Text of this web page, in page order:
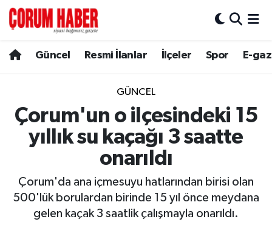
Güncel Resmi İlanlar İlçeler Spor E-
GÜNCEL
Çorum'un o ilçesindeki 15
yıllık su kaçağı 3 saatte
onarıldı
Çorum'da ana içmesuyu hatlarından birisi olan
500'lük borulardan birinde 15 yıl önce meydana
gelen kaçak 3 saatlik çalışmayla onarıldı.
Spor
Resmi İlanlar
Alaca
Boğazkale
Hava Durumu
Çorum Namaz Vakitleri
Trafik Durumu
Tüm Manşetler